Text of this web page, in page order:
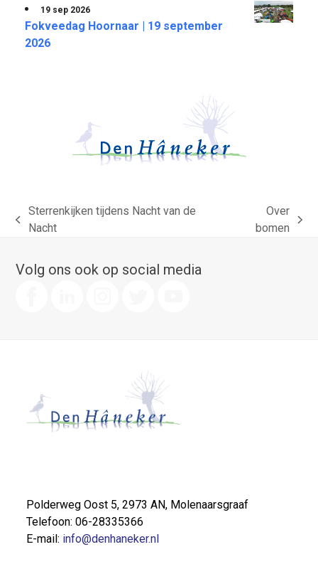
19 sep 2026
Fokveedag Hoornaar | 19 september
2026
previous
Sterrenkijken tijdens Nacht van de
Nacht
Over
bomen
Volg ons ook op social media
Polderweg Oost 5, 2973 AN, Molenaarsgraaf
Telefoon: 06-28335366
E-mail: info@denhaneker.nl